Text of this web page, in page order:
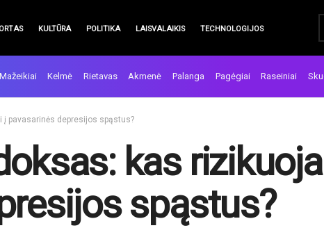
KULTŪRA POLITIKA LAISVALAIKIS TECHNOLOGIJOS
Mažeikiai Kelmė Rietavas Akmenė Palanga Pagėgiai Raseiniai
į pavasarinės depresijos spąstus?
kas
spąstus?